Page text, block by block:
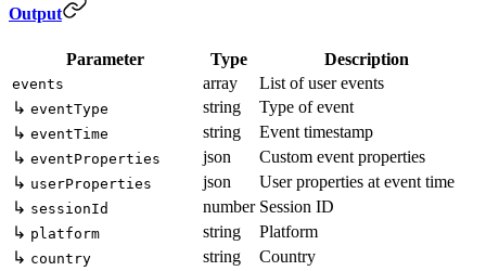
Output
Parameter Type Description
events array
List of user events
↳ eventType string
Type of event
↳ eventTime string
Event timestamp
↳ eventProperties json
Custom event properties
↳ userProperties json
User properties at event time
↳ sessionId number Session ID
↳ platform string
Platform
↳ country string
Country